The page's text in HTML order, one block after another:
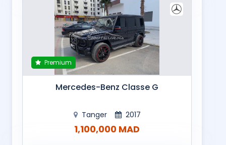
Premium
Mercedes-Benz Classe G
Tanger 2017
1,100,000 MAD